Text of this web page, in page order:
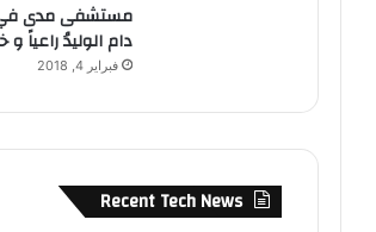
مستشفى مدى في
دام الوليدُ راعياً و
فبراير 4, 2018
Recent Tech News